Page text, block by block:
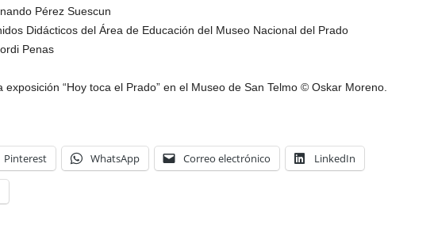
Pérez Suescun
Didácticos del Área de Educación del Museo Nacional del Prado
Penas
exposición “Hoy toca el Prado” en el Museo de San Telmo © Oskar Moreno.
Pinterest WhatsApp Correo electrónico LinkedIn